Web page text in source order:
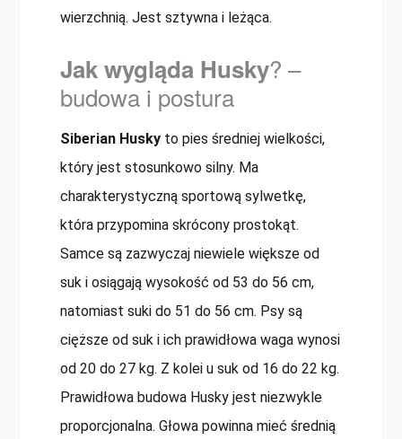
wierzchnią. Jest sztywna i leżąca.
Jak wygląda Husky? –
budowa i postura
Siberian Husky to pies średniej wielkości,
który jest stosunkowo silny. Ma
charakterystyczną sportową sylwetkę,
która przypomina skrócony prostokąt.
Samce są zazwyczaj niewiele większe od
suk i osiągają wysokość od 53 do 56 cm,
natomiast suki do 51 do 56 cm. Psy są
cięższe od suk i ich prawidłowa waga wynosi
od 20 do 27 kg. Z kolei u suk od 16 do 22 kg.
Prawidłowa budowa Husky jest niezwykle
proporcjonalna. Głowa powinna mieć średnią